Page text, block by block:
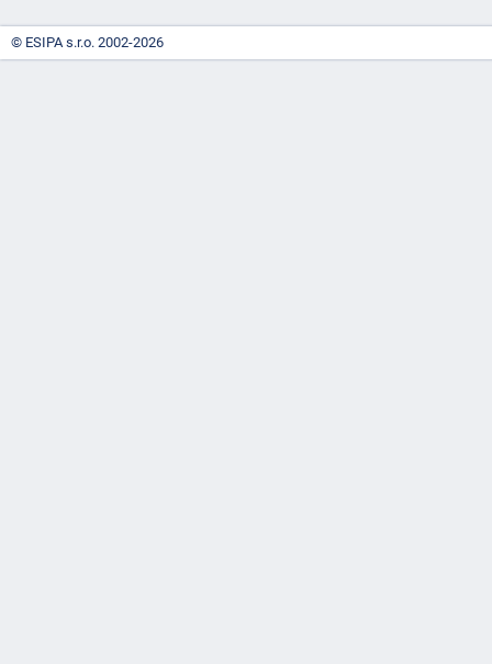
© ESIPA s.r.o. 2002-2026